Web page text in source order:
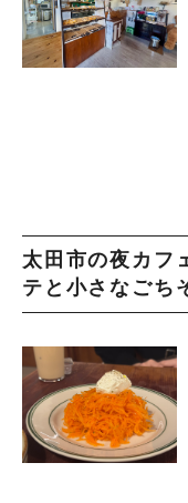
太田市の夜カフ
テと小さなごち